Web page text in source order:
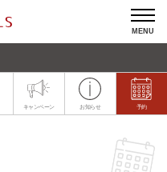
MENU
キャンペーン お知らせ 予約